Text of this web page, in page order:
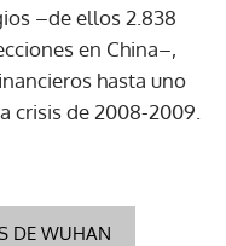
–de ellos 2.838
en China–,
hasta uno
crisis de 2008-2009.
DE WUHAN